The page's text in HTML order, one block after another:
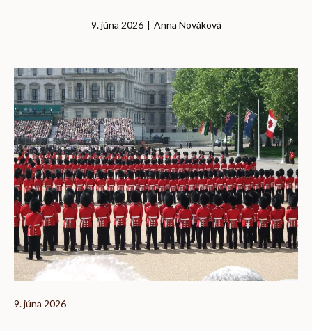
9. júna 2026 | Anna Nováková
9. júna 2026